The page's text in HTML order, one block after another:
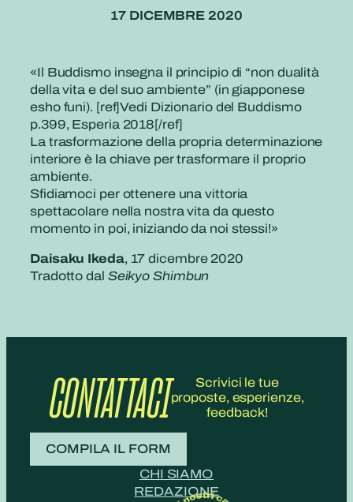
17 DICEMBRE 2020
«Il Buddismo insegna il principio di “non dualità
della vita e del suo ambiente” (in giapponese
esho funi). [ref]Vedi Dizionario del Buddismo
p.399, Esperia 2018[/ref]
La trasformazione della propria determinazione
interiore è la chiave per trasformare il proprio
ambiente.
Sfidiamoci per ottenere una vittoria
spettacolare nella nostra vita da questo
momento in poi, iniziando da noi stessi!»
Daisaku Ikeda, 17 dicembre 2020
Tradotto dal Seikyo Shimbun
CONTATTACI
Scrivici le tue
proposte, esperienze,
feedback!
COMPILA IL FORM
CHI SIAMO
REDAZIONE